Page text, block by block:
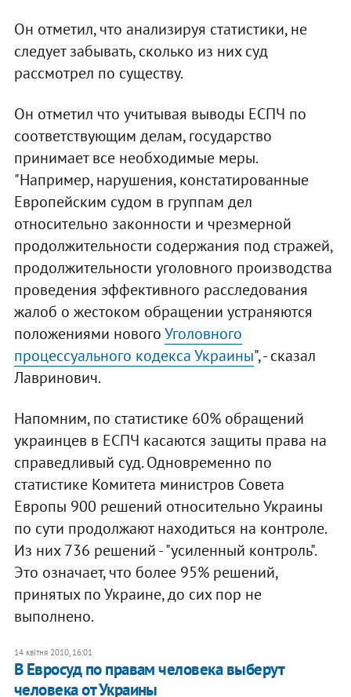
Он отметил, что анализируя статистики, не
следует забывать, сколько из них суд
рассмотрел по существу.
Он отметил что учитывая выводы ЕСПЧ по
соответствующим делам, государство
принимает все необходимые меры.
"Например, нарушения, констатированные
Европейским судом в группам дел
относительно законности и чрезмерной
продолжительности содержания под стражей,
продолжительности уголовного производства
проведения эффективного расследования
жалоб о жестоком обращении устраняются
положениями новогоУголовного
процессуального кодекса Украины", - сказал
Лавринович.
Напомним, по статистике 60% обращений
украинцев в ЕСПЧ касаются защиты права на
справедливый суд. Одновременно по
статистике Комитета министров Совета
Европы 900 решений относительно Украины
по сути продолжают находиться на контроле.
Из них 736 решений - "усиленный контроль".
Это означает, что более 95% решений,
принятых по Украине, до сих пор не
выполнено.
14 квітня 2010, 16:01
В Евросуд по правам человека выберут
человека от Украины